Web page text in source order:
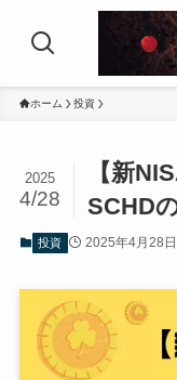
ホーム 投資
【新
SCHD
2025
4/28
投資 2025年4月28日